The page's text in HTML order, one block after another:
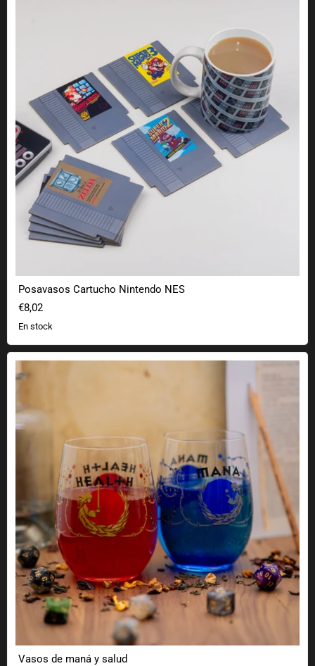
Posavasos Cartucho Nintendo NES
€8,02
En stock
Vasos de maná y salud